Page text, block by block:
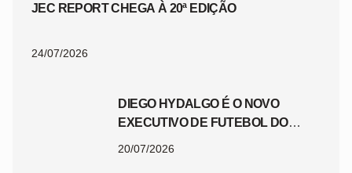
JEC REPORT CHEGA À 20ª EDIÇÃO
24/07/2026
DIEGO HYDALGO É O NOVO
EXECUTIVO DE FUTEBOL DO
20/07/2026